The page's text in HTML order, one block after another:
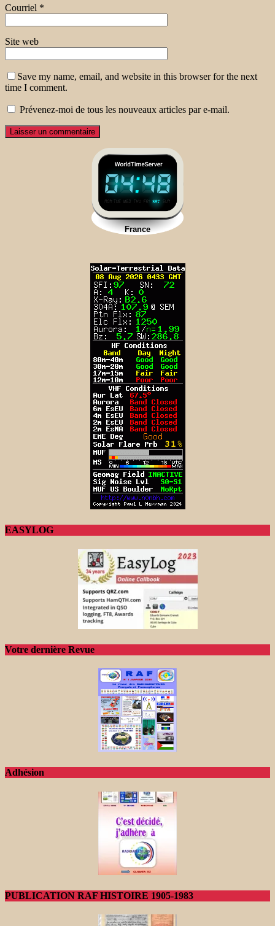
Courriel *
Site web
Save my name, email, and website in this browser for the next
time I comment.
Prévenez-moi de tous les nouveaux articles par e-mail.
EASYLOG
Votre dernière Revue
Adhésion
PUBLICATION RAF HISTOIRE 1905-1983